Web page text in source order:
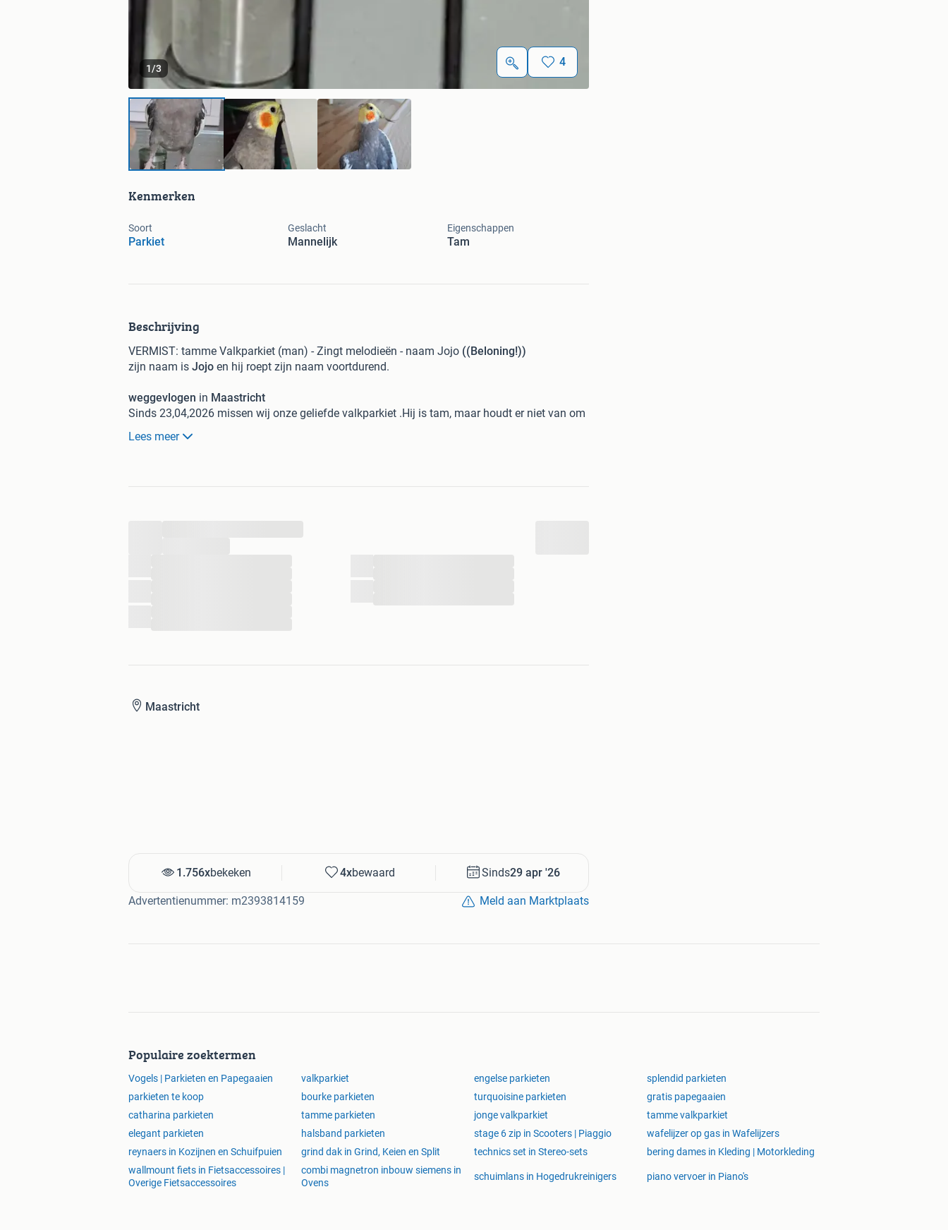
1/3 4
Kenmerken
Soort
Parkiet
Geslacht
Mannelijk
Eigenschappen
Tam
Beschrijving
VERMIST: tamme Valkparkiet (man) - Zingt melodieën - naam Jojo ((Beloning!))
​zijn naam is Jojo en hij roept zijn naam voortdurend.
weggevlogen in Maastricht
Sinds 23,04,2026 missen wij onze geliefde valkparkiet .Hij is tam, maar houdt er niet van om
met de hand gepakt te worden.
Lees meer
Maastricht
1.756xbekeken 4xbewaard Sinds29 apr '26
Advertentienummer: m2393814159 Meld aan Marktplaats
Populaire zoektermen
Vogels | Parkieten en Papegaaien valkparkiet engelse parkieten
splendid parkieten
parkieten te koop
bourke parkieten turquoisine parkieten
gratis papegaaien
catharina parkieten
tamme parkieten jonge valkparkiet
tamme valkparkiet
elegant parkieten
halsband parkieten stage 6 zip in Scooters | Piaggio
wafelijzer op gas in Wafelijzers
reynaers in Kozijnen en Schuifpuien
grind dak in Grind, Keien en Split technics set in Stereo-sets
bering dames in Kleding | Motorkleding
wallmount fiets in Fietsaccessoires |
Overige Fietsaccessoires
combi magnetron inbouw siemens in
Ovens
schuimlans in Hogedrukreinigers piano vervoer in Piano's